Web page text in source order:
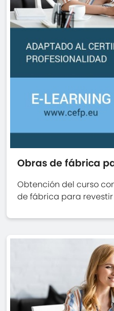
Obras de fábrica
Obtención del curso
de fábrica para revestir